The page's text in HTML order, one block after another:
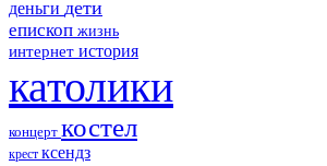
деньги дети
епископ жизнь
интернет история
католики
концерт костел
крест ксендз